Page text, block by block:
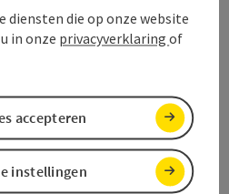
diensten die op onze website
in onze privacyverklaringof
instellingen
accepteren